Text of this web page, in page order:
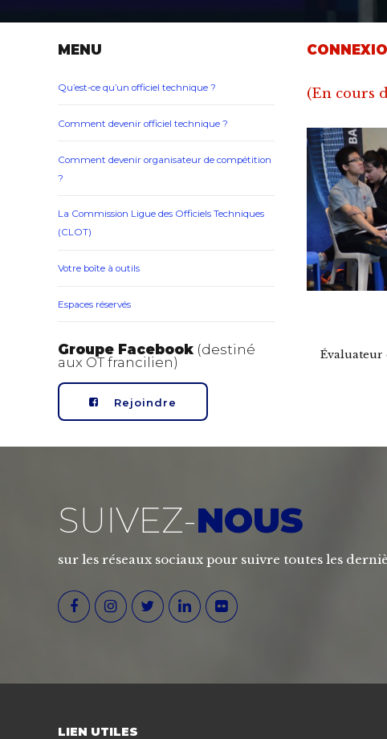
MENU
Qu’est-ce qu’un officiel technique ?
Comment devenir officiel technique ?
Comment devenir organisateur de compétition
?
La Commission Ligue des Officiels Techniques
(CLOT)
Votre boîte à outils
Espaces réservés
Groupe Facebook (destiné
aux OT francilien)
Rejoindre
(En cours
Évaluateur
SUIVEZ-NOUS
sur les réseaux sociaux pour suivre toutes les
LIEN UTILES